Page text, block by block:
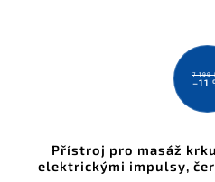
7 199
–11
Přístroj pro masáž krku
elektrickými impulsy,